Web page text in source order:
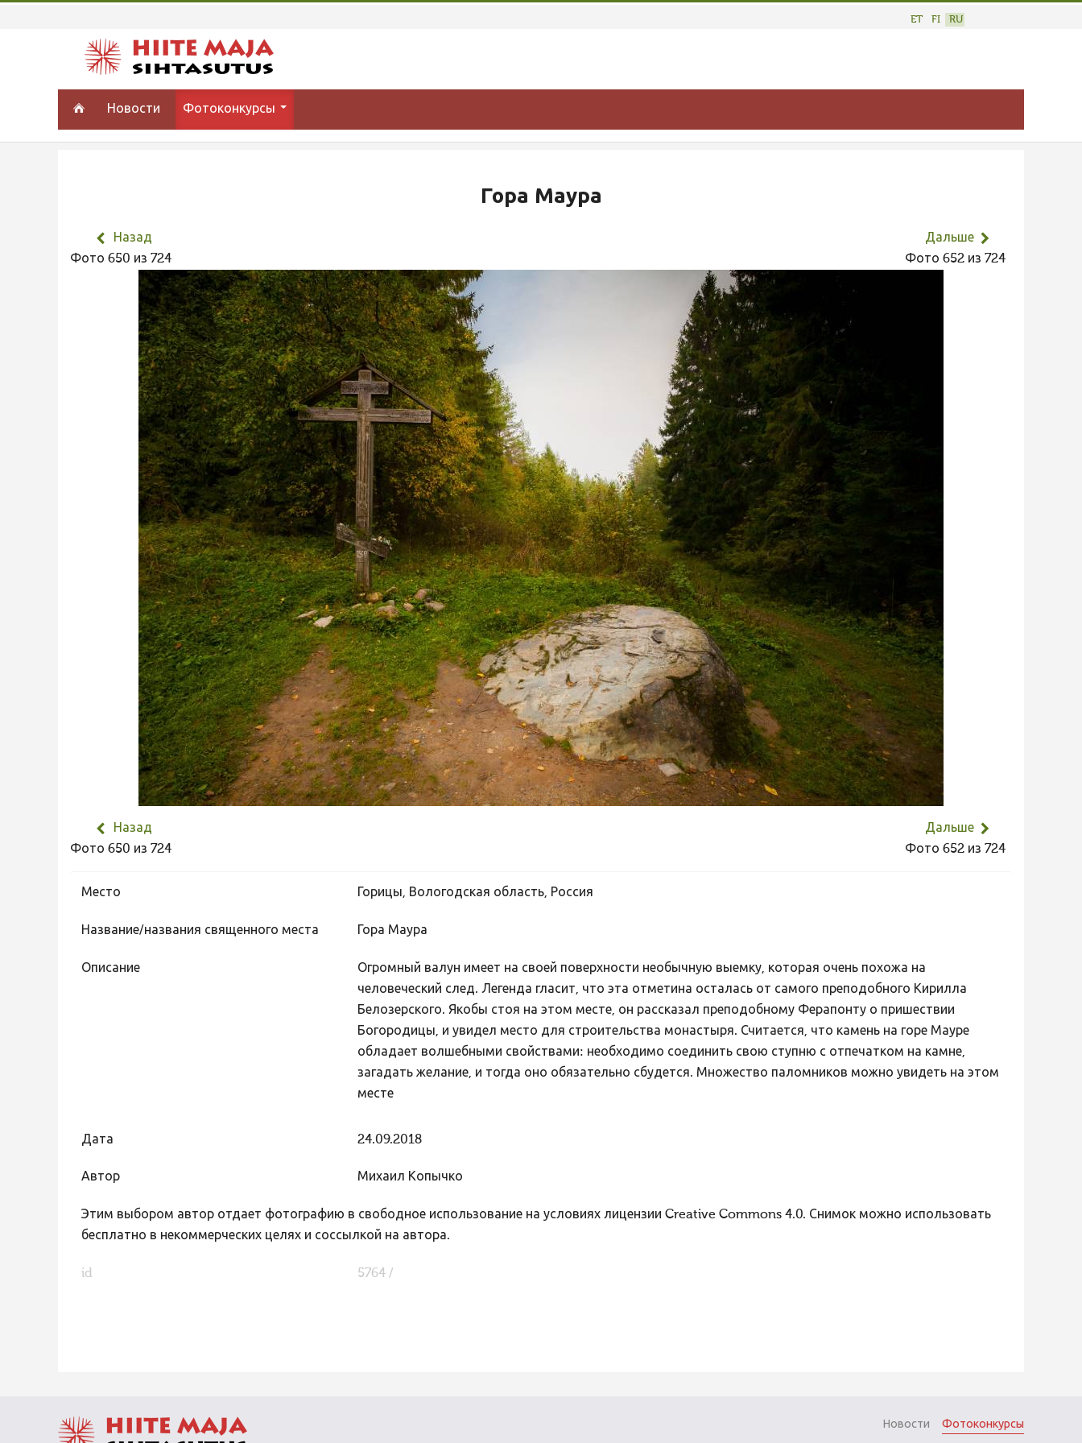
ET FI RU
Новости Фотоконкурсы
Гора Маура
Назад
Фото 650 из 724
Дальше
Фото 652 из 724
Назад
Фото 650 из 724
Дальше
Фото 652 из 724
Место Горицы, Вологодская область, Россия
Название/названия священного места Гора Маура
Описание
Огромный валун имеет на своей поверхности необычную выемку, которая очень похожа на
человеческий след. Легенда гласит, что эта отметина осталась от самого преподобного Кирилла
Белозерского. Якобы стоя на этом месте, он рассказал преподобному Ферапонту о пришествии
Богородицы, и увидел место для строительства монастыря. Считается, что камень на горе Мауре
обладает волшебными свойствами: необходимо соединить свою ступню с отпечатком на камне,
загадать желание, и тогда оно обязательно сбудется. Множество паломников можно увидеть на этом
месте
Дата 24.09.2018
Автор Михаил Копычко
Этим выбором автор отдает фотографию в свободное использование на условиях лицензии Creative Commons 4.0. Снимок можно использовать
бесплатно в некоммерческих целях и соссылкой на автора.
id 5764 /
Новости Фотоконкурсы